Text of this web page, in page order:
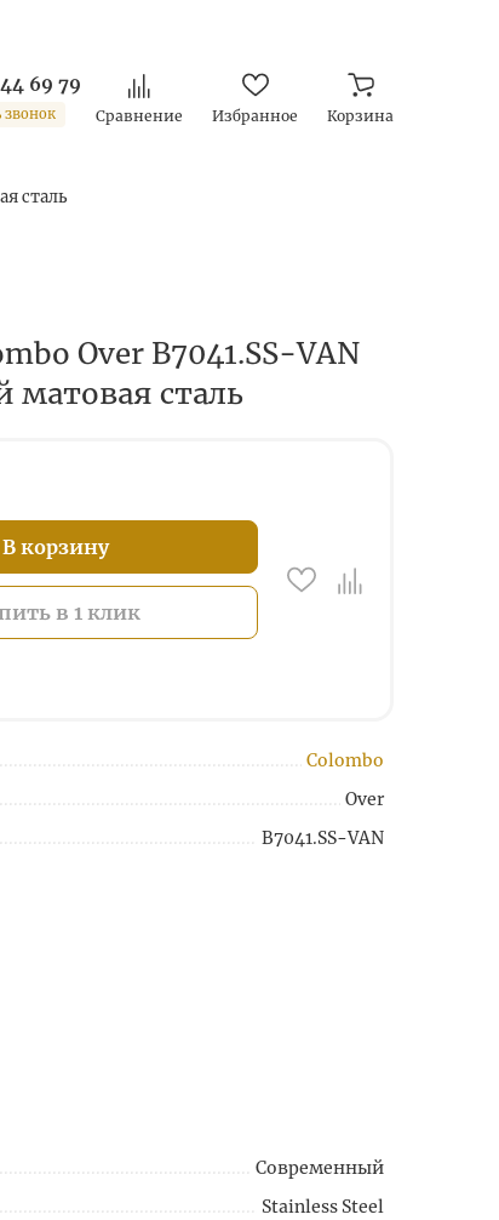
69 79
звонок Сравнение Избранное Корзина
сталь
Over B7041.SS-VAN
матовая сталь
В корзину
в 1 клик
Colombo
Over
B7041.SS-VAN
Современный
Stainless Steel